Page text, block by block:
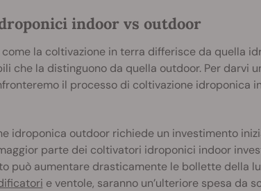
indoor vs outdoor
la coltivazione in terra differisce da quella
che la distinguono da quella outdoor. Per darvi
il processo di coltivazione idroponica
idroponica outdoor richiede un investimento
parte dei coltivatori idroponici indoor
può aumentare drasticamente le bollette della
e ventole, saranno un’ulteriore spesa da